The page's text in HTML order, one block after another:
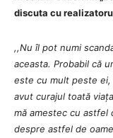
discuta cu
,,Nu îl pot numi
aceasta. Probabil că
este cu mult peste
avut curajul toată
mă amestec cu astfel
despre astfel de